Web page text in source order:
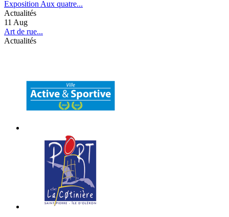
Exposition Aux quatre...
Actualités
11 Aug
Art de rue...
Actualités